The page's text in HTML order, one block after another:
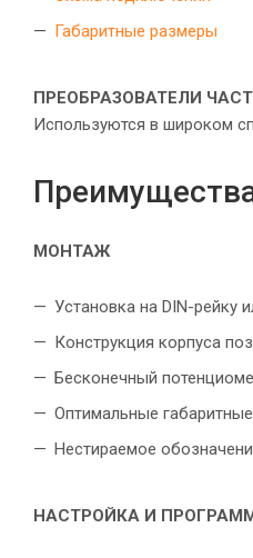
Габаритные размеры
ПРЕОБРАЗОВАТЕЛИ
Используются в широком
МОНТАЖ
Установка на DIN-рейку
Конструкция корпуса
Бесконечный
Оптимальные
Нестираемое
НАСТРОЙКА И